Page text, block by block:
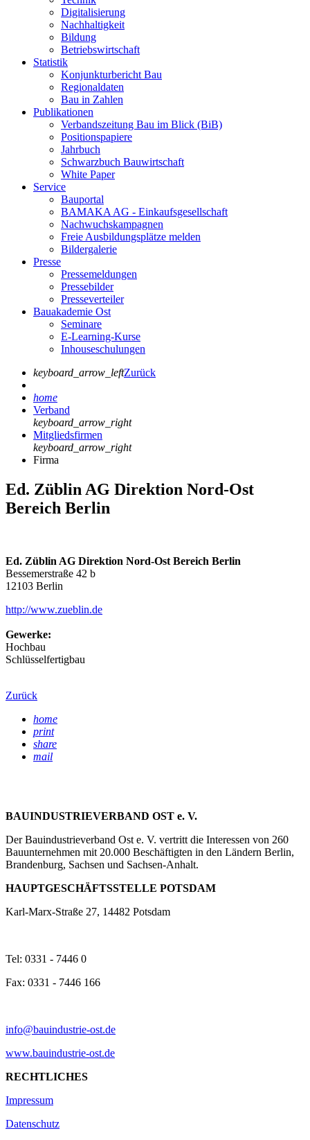
Digitalisierung
Nachhaltigkeit
Bildung
Betriebswirtschaft
Statistik
Konjunkturbericht Bau
Regionaldaten
Bau in Zahlen
Publikationen
Verbandszeitung Bau im Blick (BiB)
Positionspapiere
Jahrbuch
Schwarzbuch Bauwirtschaft
White Paper
Service
Bauportal
BAMAKA AG - Einkaufsgesellschaft
Nachwuchskampagnen
Freie Ausbildungsplätze melden
Bildergalerie
Presse
Pressemeldungen
Pressebilder
Presseverteiler
Bauakademie Ost
Seminare
E-Learning-Kurse
Inhouseschulungen
keyboard_arrow_leftZurück
home
Verband
keyboard_arrow_right
Mitgliedsfirmen
keyboard_arrow_right
Firma
Ed. Züblin AG Direktion Nord-Ost
Bereich Berlin
Ed. Züblin AG Direktion Nord-Ost Bereich Berlin
Bessemerstraße 42 b
12103 Berlin
http://www.zueblin.de
Gewerke:
Hochbau
Schlüsselfertigbau
Zurück
home
print
share
mail
BAUINDUSTRIEVERBAND OST e. V.
Der Bauindustrieverband Ost e. V. vertritt die Interessen von 260
Bauunternehmen mit 20.000 Beschäftigten in den Ländern Berlin,
Brandenburg, Sachsen und Sachsen-Anhalt.
HAUPTGESCHÄFTSSTELLE POTSDAM
Karl-Marx-Straße 27, 14482 Potsdam
Tel: 0331 - 7446 0
Fax: 0331 - 7446 166
info@bauindustrie-ost.de
www.bauindustrie-ost.de
RECHTLICHES
Impressum
Datenschutz